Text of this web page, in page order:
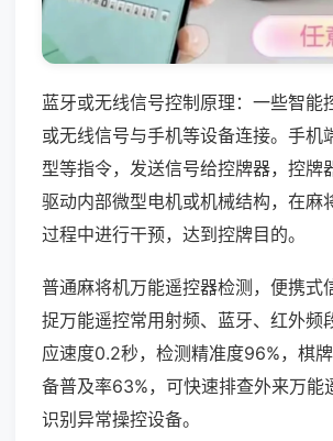
蓝牙或无线信号控制原理：一些智能
或无线信号与手机等设备连接。手机
型等指令，发送信号给控牌器，控牌
驱动内部微型电机或机械结构，在麻
过程中进行干预，达到控牌目的。
普通麻将机万能遥控器检测，便携式
捉万能遥控常用射频、蓝牙、红外频
应速度0.2秒，检测精准度96%，棋
备普及率63%，可快速排查外来万能
识别异常操控设备。